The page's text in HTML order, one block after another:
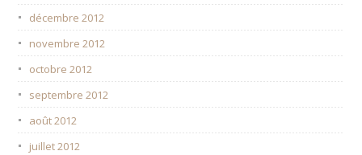
décembre 2012
novembre 2012
octobre 2012
septembre 2012
août 2012
juillet 2012